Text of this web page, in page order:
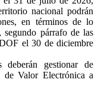
nacional podrán
en términos de lo
párrafo de las
el 30 de diciembre
deberán gestionar de
de Valor Electrónica a